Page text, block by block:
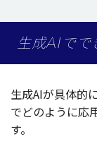
生成AIでで
生成AIが具体的
でどのように応
す。